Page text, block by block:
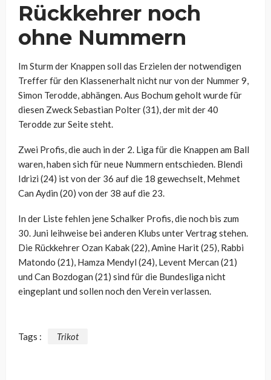
Rückkehrer noch
ohne Nummern
Im Sturm der Knappen soll das Erzielen der notwendigen
Treffer für den Klassenerhalt nicht nur von der Nummer 9,
Simon Terodde, abhängen. Aus Bochum geholt wurde für
diesen Zweck Sebastian Polter (31), der mit der 40
Terodde zur Seite steht.
Zwei Profis, die auch in der 2. Liga für die Knappen am Ball
waren, haben sich für neue Nummern entschieden. Blendi
Idrizi (24) ist von der 36 auf die 18 gewechselt, Mehmet
Can Aydin (20) von der 38 auf die 23.
In der Liste fehlen jene Schalker Profis, die noch bis zum
30. Juni leihweise bei anderen Klubs unter Vertrag stehen.
Die Rückkehrer Ozan Kabak (22), Amine Harit (25), Rabbi
Matondo (21), Hamza Mendyl (24), Levent Mercan (21)
und Can Bozdogan (21) sind für die Bundesliga nicht
eingeplant und sollen noch den Verein verlassen.
Tags : Trikot